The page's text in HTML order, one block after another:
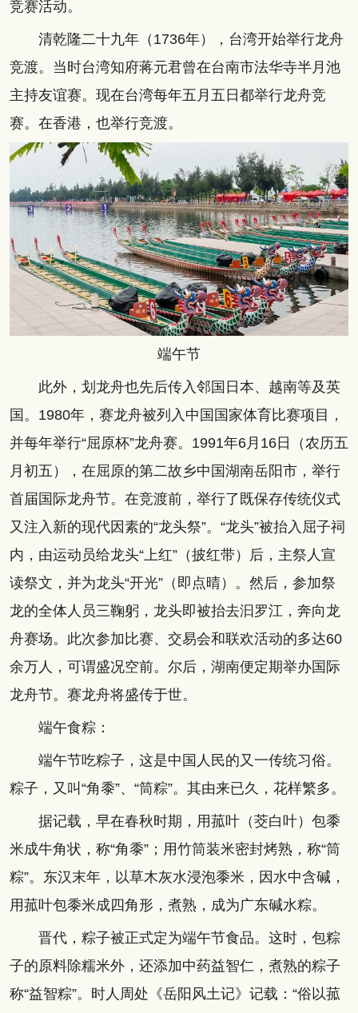
竞赛活动。
清乾隆二十九年（1736年），台湾开始举行龙舟
竞渡。当时台湾知府蒋元君曾在台南市法华寺半月池
主持友谊赛。现在台湾每年五月五日都举行龙舟竞
赛。在香港，也举行竞渡。
端午节
此外，划龙舟也先后传入邻国日本、越南等及英
国。1980年，赛龙舟被列入中国国家体育比赛项目，
并每年举行“屈原杯”龙舟赛。1991年6月16日（农历五
月初五），在屈原的第二故乡中国湖南岳阳市，举行
首届国际龙舟节。在竞渡前，举行了既保存传统仪式
又注入新的现代因素的“龙头祭”。“龙头”被抬入屈子祠
内，由运动员给龙头“上红”（披红带）后，主祭人宣
读祭文，并为龙头“开光”（即点晴）。然后，参加祭
龙的全体人员三鞠躬，龙头即被抬去汩罗江，奔向龙
舟赛场。此次参加比赛、交易会和联欢活动的多达60
余万人，可谓盛况空前。尔后，湖南便定期举办国际
龙舟节。赛龙舟将盛传于世。
端午食粽：
端午节吃粽子，这是中国人民的又一传统习俗。
粽子，又叫“角黍”、“筒粽”。其由来已久，花样繁多。
据记载，早在春秋时期，用菰叶（茭白叶）包黍
米成牛角状，称“角黍”；用竹筒装米密封烤熟，称“筒
粽”。东汉末年，以草木灰水浸泡黍米，因水中含碱，
用菰叶包黍米成四角形，煮熟，成为广东碱水粽。
晋代，粽子被正式定为端午节食品。这时，包粽
子的原料除糯米外，还添加中药益智仁，煮熟的粽子
称“益智粽”。时人周处《岳阳风土记》记载：“俗以菰